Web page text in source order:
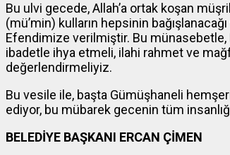
Bu ulvi gecede, Allah’a ortak koşan
(mü’min) kulların hepsinin
Efendimize verilmiştir. Bu münasebetle,
ibadetle ihya etmeli, ilahi rahmet ve
değerlendirmeliyiz.
Bu vesile ile, başta Gümüşhaneli
ediyor, bu mübarek gecenin tüm
BELEDİYE BAŞKANI ERCAN ÇİMEN